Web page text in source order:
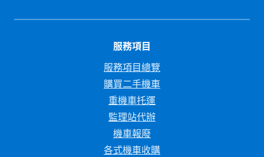
服務項目
服務項目總覽
購買二手機車
重機車托運
監理站代辦
機車報廢
各式機車收購